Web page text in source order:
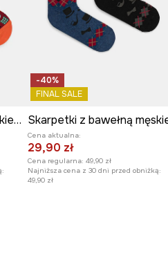
Skarpetki z bawełną męskie wzorzyste (2-pack)
-40%
FINAL SALE
Cena aktualna:
29,90 zł
Cena regularna: 49,90 zł
Najniższa cena z 30 dni przed obniżką:
49,90 zł